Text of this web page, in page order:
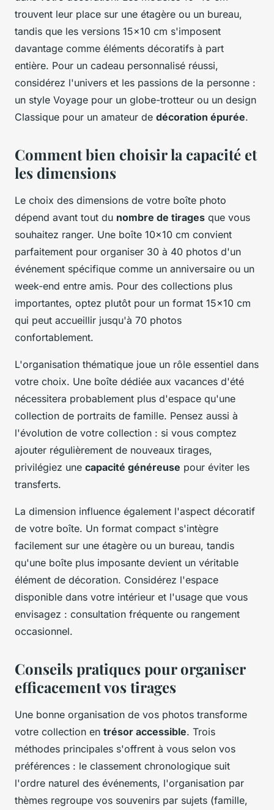
trouvent leur place sur une étagère ou un bureau,
tandis que les versions 15x10 cm s'imposent
davantage comme éléments décoratifs à part
entière. Pour un cadeau personnalisé réussi,
considérez l'univers et les passions de la personne :
un style Voyage pour un globe-trotteur ou un design
Classique pour un amateur de décoration épurée.
Comment bien choisir la capacité et
les dimensions
Le choix des dimensions de votre boîte photo
dépend avant tout du nombre de tirages que vous
souhaitez ranger. Une boîte 10x10 cm convient
parfaitement pour organiser 30 à 40 photos d'un
événement spécifique comme un anniversaire ou un
week-end entre amis. Pour des collections plus
importantes, optez plutôt pour un format 15x10 cm
qui peut accueillir jusqu'à 70 photos
confortablement.
L'organisation thématique joue un rôle essentiel dans
votre choix. Une boîte dédiée aux vacances d'été
nécessitera probablement plus d'espace qu'une
collection de portraits de famille. Pensez aussi à
l'évolution de votre collection : si vous comptez
ajouter régulièrement de nouveaux tirages,
privilégiez une capacité généreuse pour éviter les
transferts.
La dimension influence également l'aspect décoratif
de votre boîte. Un format compact s'intègre
facilement sur une étagère ou un bureau, tandis
qu'une boîte plus imposante devient un véritable
élément de décoration. Considérez l'espace
disponible dans votre intérieur et l'usage que vous
envisagez : consultation fréquente ou rangement
occasionnel.
Conseils pratiques pour organiser
efficacement vos tirages
Une bonne organisation de vos photos transforme
votre collection en trésor accessible. Trois
méthodes principales s'offrent à vous selon vos
préférences : le classement chronologique suit
l'ordre naturel des événements, l'organisation par
thèmes regroupe vos souvenirs par sujets (famille,